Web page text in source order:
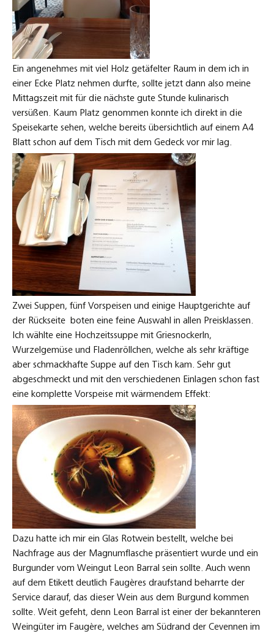
Ein angenehmes mit viel Holz getäfelter Raum in dem ich in
einer Ecke Platz nehmen durfte, sollte jetzt dann also meine
Mittagszeit mit für die nächste gute Stunde kulinarisch
versüßen. Kaum Platz genommen konnte ich direkt in die
Speisekarte sehen, welche bereits übersichtlich auf einem A4
Blatt schon auf dem Tisch mit dem Gedeck vor mir lag.
Zwei Suppen, fünf Vorspeisen und einige Hauptgerichte auf
der Rückseite boten eine feine Auswahl in allen Preisklassen.
Ich wählte eine Hochzeitssuppe mit Griesnockerln,
Wurzelgemüse und Fladenröllchen, welche als sehr kräftige
aber schmackhafte Suppe auf den Tisch kam. Sehr gut
abgeschmeckt und mit den verschiedenen Einlagen schon fast
eine komplette Vorspeise mit wärmendem Effekt:
Dazu hatte ich mir ein Glas Rotwein bestellt, welche bei
Nachfrage aus der Magnumflasche präsentiert wurde und ein
Burgunder vom Weingut Leon Barral sein sollte. Auch wenn
auf dem Etikett deutlich Faugères draufstand beharrte der
Service darauf, das dieser Wein aus dem Burgund kommen
sollte. Weit gefeht, denn Leon Barral ist einer der bekannteren
Weingüter im Faugère, welches am Südrand der Cevennen im